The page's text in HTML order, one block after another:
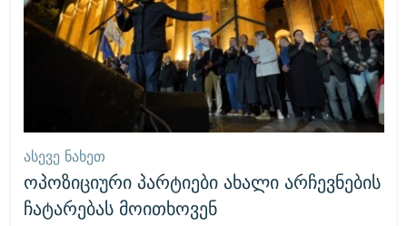
ᲐᲡᲔᲕᲔ ᲜᲐᲮᲔᲗ
ოპოზიციური პარტიები ახალი არჩევნების
ჩატარებას მოითხოვენ